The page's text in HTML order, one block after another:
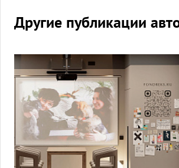
Другие публикации